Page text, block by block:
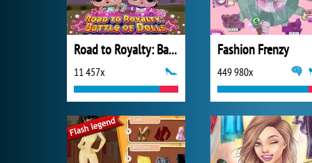
Road to Royalty: Battle of Dolls
11 457x
Fashion Frenzy
449 980x